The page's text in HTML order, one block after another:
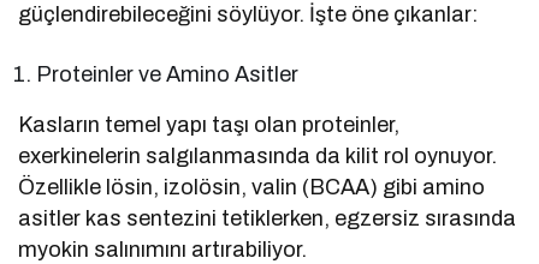
güçlendirebileceğini söylüyor. İşte öne çıkanlar:
Proteinler ve Amino Asitler
Kasların temel yapı taşı olan proteinler,
exerkinelerin salgılanmasında da kilit rol oynuyor.
Özellikle lösin, izolösin, valin (BCAA) gibi amino
asitler kas sentezini tetiklerken, egzersiz sırasında
myokin salınımını artırabiliyor.